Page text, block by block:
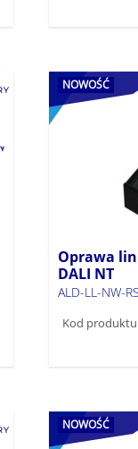
NOWOŚĆ
Oprawa
DALI NT
ALD-LL-NW-
Kod
NOWOŚĆ